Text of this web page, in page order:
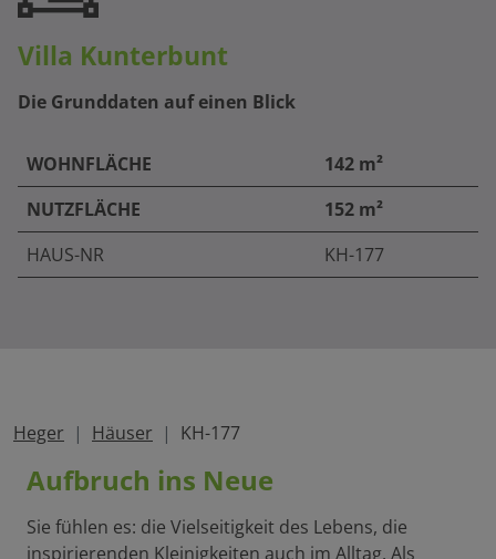
Villa Kunterbunt
Die Grunddaten auf einen Blick
WOHNFLÄCHE
142 m²
NUTZFLÄCHE
152 m²
HAUS-NR
KH-177
Heger Häuser KH-177
Aufbruch ins Neue
Sie fühlen es: die Vielseitigkeit des Lebens, die
inspirierenden Kleinigkeiten auch im Alltag. Als